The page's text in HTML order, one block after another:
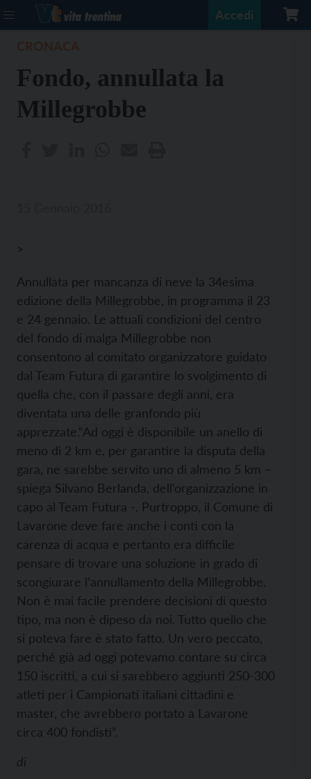
Accedi
Fondo, annullata la
Millegrobbe
>
Annullata per mancanza di neve la 34esima
edizione della Millegrobbe, in programma il 23
e 24 gennaio. Le attuali condizioni del centro
del fondo di malga Millegrobbe non
consentono al comitato organizzatore guidato
dal Team Futura di garantire lo svolgimento di
quella che, con il passare degli anni, era
diventata una delle granfondo più
apprezzate.“Ad oggi è disponibile un anello di
meno di 2 km e, per garantire la disputa della
gara, ne sarebbe servito uno di almeno 5 km –
spiega Silvano Berlanda, dell’organizzazione in
capo al Team Futura -. Purtroppo, il Comune di
Lavarone deve fare anche i conti con la
carenza di acqua e pertanto era difficile
pensare di trovare una soluzione in grado di
scongiurare l’annullamento della Millegrobbe.
Non è mai facile prendere decisioni di questo
tipo, ma non è dipeso da noi. Tutto quello che
si poteva fare è stato fatto. Un vero peccato,
perché già ad oggi potevamo contare su circa
150 iscritti, a cui si sarebbero aggiunti 250-300
atleti per i Campionati italiani cittadini e
master, che avrebbero portato a Lavarone
circa 400 fondisti”.
di